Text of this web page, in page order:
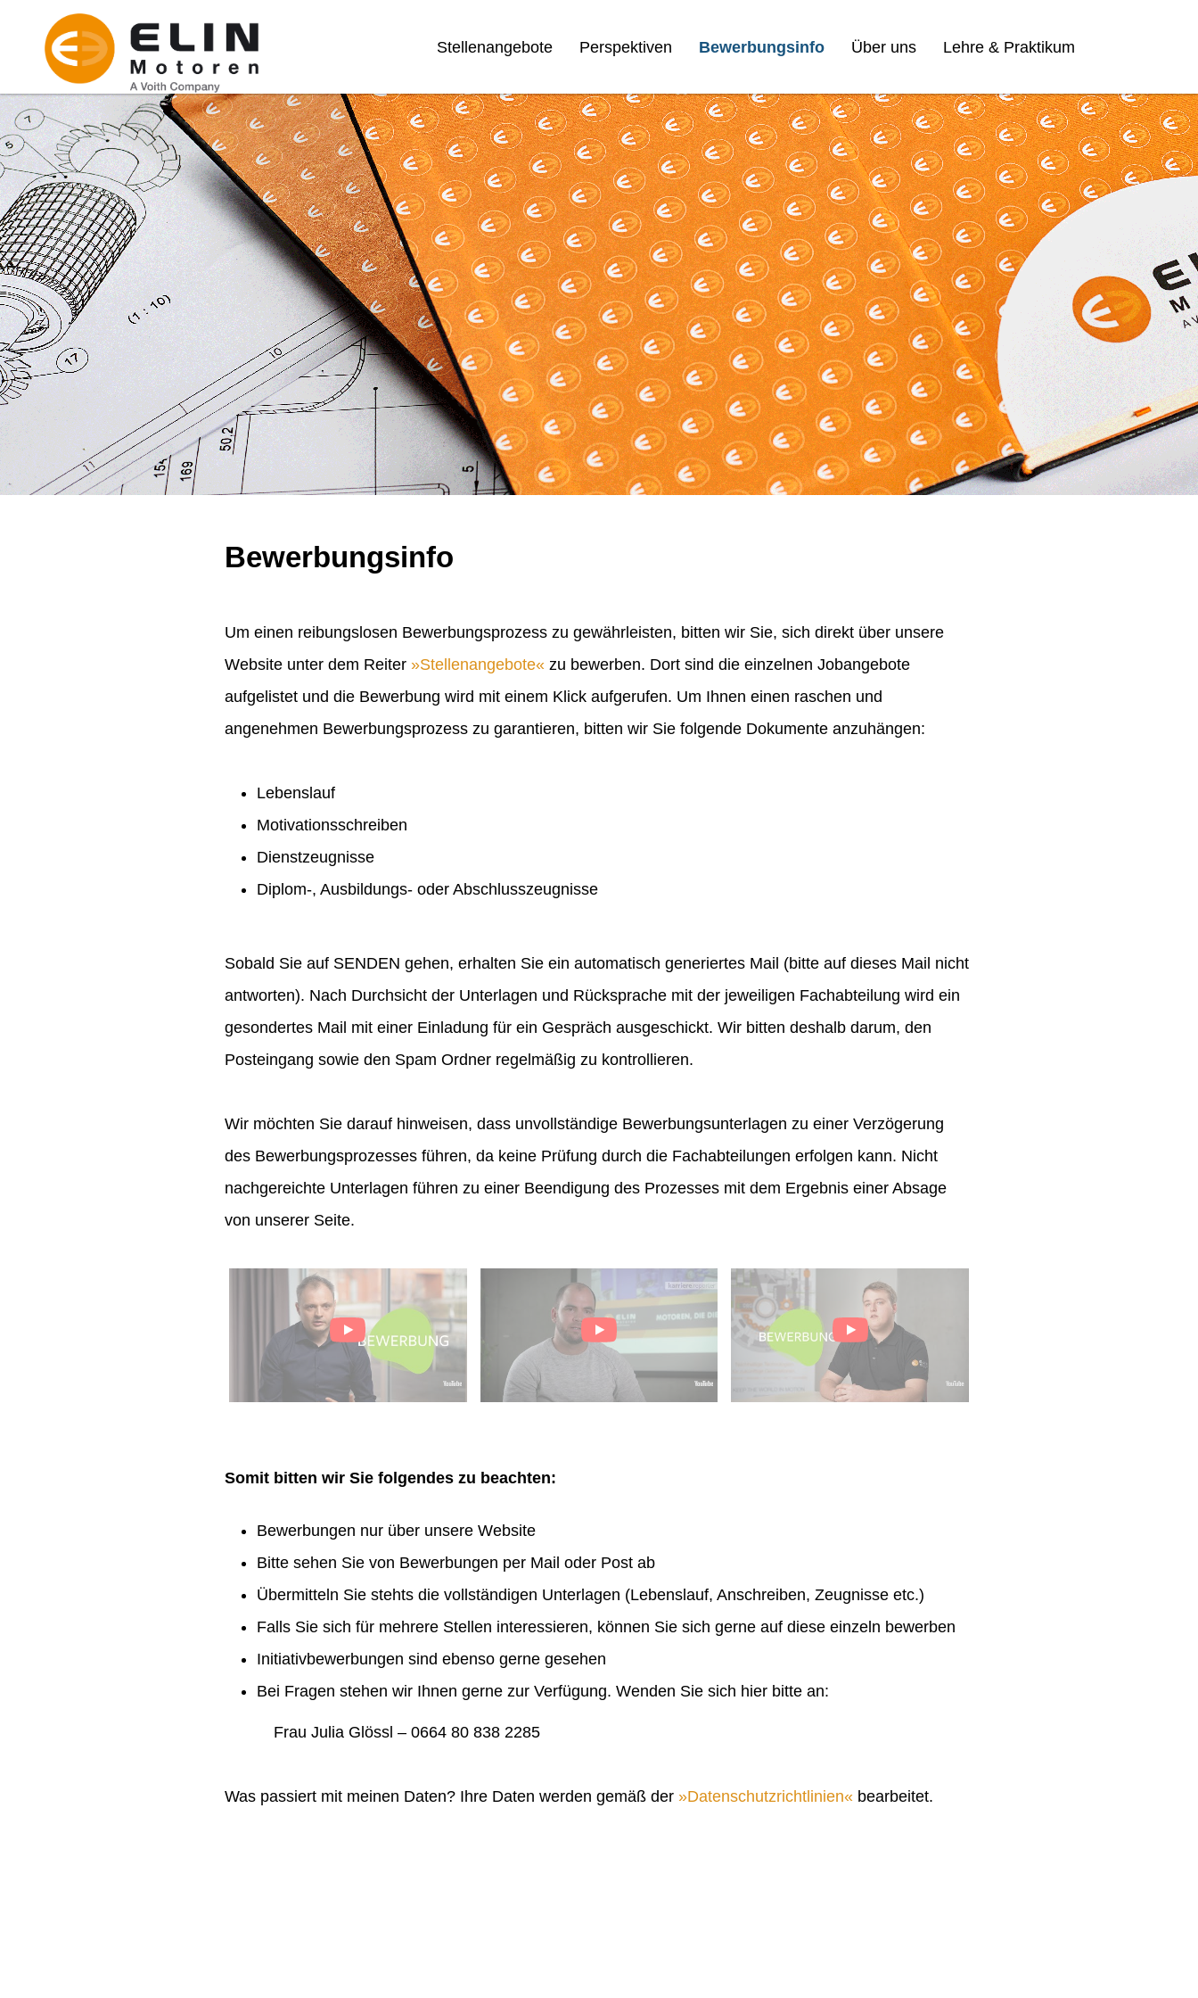
Stellenangebote Perspektiven Bewerbungsinfo Über uns Lehre & Praktikum
Bewerbungsinfo
Um einen reibungslosen Bewerbungsprozess zu gewährleisten, bitten wir Sie, sich direkt über unsere
Website unter dem Reiter
Stellenangebote
zu bewerben. Dort sind die einzelnen Jobangebote
aufgelistet und die Bewerbung wird mit einem Klick aufgerufen. Um Ihnen einen raschen und
angenehmen Bewerbungsprozess zu garantieren, bitten wir Sie folgende Dokumente anzuhängen:
Lebenslauf
Motivationsschreiben
Dienstzeugnisse
Diplom-, Ausbildungs- oder Abschlusszeugnisse
Sobald Sie auf SENDEN gehen, erhalten Sie ein automatisch generiertes Mail (bitte auf dieses Mail nicht
antworten). Nach Durchsicht der Unterlagen und Rücksprache mit der jeweiligen Fachabteilung wird ein
gesondertes Mail mit einer Einladung für ein Gespräch ausgeschickt. Wir bitten deshalb darum, den
Posteingang sowie den Spam Ordner regelmäßig zu kontrollieren.
Wir möchten Sie darauf hinweisen, dass unvollständige Bewerbungsunterlagen zu einer Verzögerung
des Bewerbungsprozesses führen, da keine Prüfung durch die Fachabteilungen erfolgen kann. Nicht
nachgereichte Unterlagen führen zu einer Beendigung des Prozesses mit dem Ergebnis einer Absage
von unserer Seite.
Somit bitten wir Sie folgendes zu beachten:
Bewerbungen nur über unsere Website
Bitte sehen Sie von Bewerbungen per Mail oder Post ab
Übermitteln Sie stehts die vollständigen Unterlagen (Lebenslauf, Anschreiben, Zeugnisse etc.)
Falls Sie sich für mehrere Stellen interessieren, können Sie sich gerne auf diese einzeln bewerben
Initiativbewerbungen sind ebenso gerne gesehen
Bei Fragen stehen wir Ihnen gerne zur Verfügung. Wenden Sie sich hier bitte an:
Frau Julia Glössl – 0664 80 838 2285
Was passiert mit meinen Daten? Ihre Daten werden gemäß der Datenschutzrichtlinien bearbeitet.